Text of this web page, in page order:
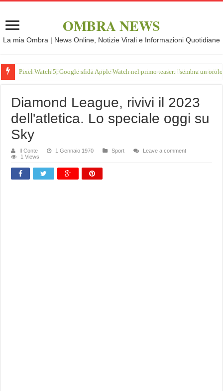
OMBRA NEWS
La mia Ombra | News Online, Notizie Virali e Informazioni Quotidiane
Pixel Watch 5, Google sfida Apple Watch nel primo teaser: "sembra un
Diamond League, rivivi il 2023
dell'atletica. Lo speciale oggi su
Sky
Il Conte 1 Gennaio 1970 Sport
Leave a comment
1 Views